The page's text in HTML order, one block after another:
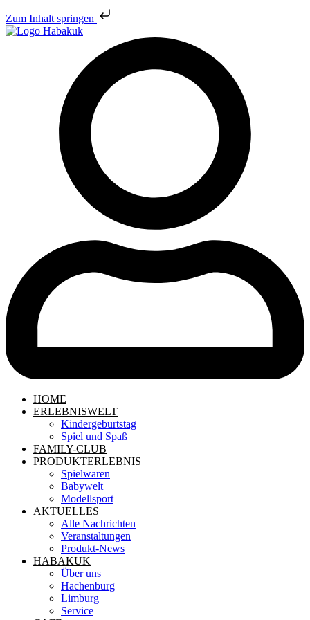
Zum Inhalt springen
HOME
ERLEBNISWELT
Kindergeburtstag
Spiel und Spaß
FAMILY-CLUB
PRODUKTERLEBNIS
Spielwaren
Babywelt
Modellsport
AKTUELLES
Alle Nachrichten
Veranstaltungen
Produkt-News
HABAKUK
Über uns
Hachenburg
Limburg
Service